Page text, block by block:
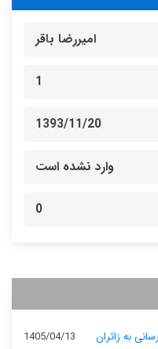
امیررضا باقر
1
1393/11/20
وارد نشده است
0
به زائران 1405/04/13